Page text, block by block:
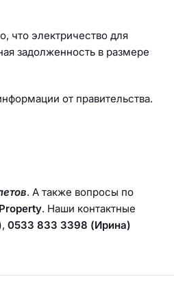
что электричество для
задолженность в размере
от правительства.
. А также вопросы по
. Наши контактные
, 0533 833 3398 (Ирина)